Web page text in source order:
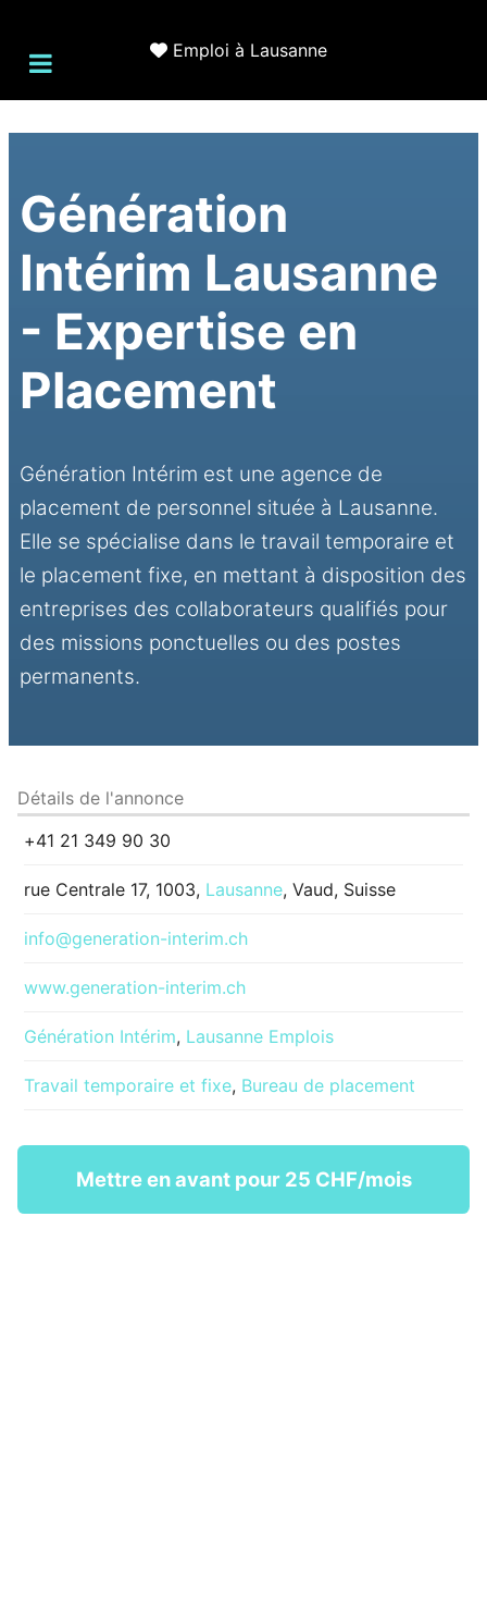
Emploi à Lausanne
Génération
Intérim Lausanne
- Expertise en
Placement
Génération Intérim est une agence de
placement de personnel située à Lausanne.
Elle se spécialise dans le travail temporaire et
le placement fixe, en mettant à disposition des
entreprises des collaborateurs qualifiés pour
des missions ponctuelles ou des postes
permanents.
Détails de l'annonce
+41 21 349 90 30
rue Centrale 17, 1003, Lausanne, Vaud, Suisse
info@generation-interim.ch
www.generation-interim.ch
Génération Intérim, Lausanne Emplois
Travail temporaire et fixe, Bureau de placement
Mettre en avant pour 25 CHF/mois